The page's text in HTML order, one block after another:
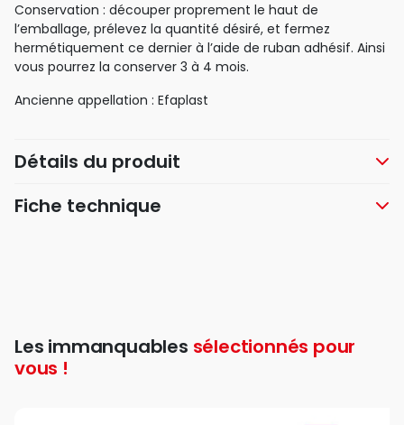
Conservation : découper proprement le haut de
l’emballage, prélevez la quantité désiré, et fermez
hermétiquement ce dernier à l’aide de ruban adhésif. Ainsi
vous pourrez la conserver 3 à 4 mois.
Ancienne appellation : Efaplast
Détails du produit
Fiche technique
Les immanquables sélectionnés pour
vous !